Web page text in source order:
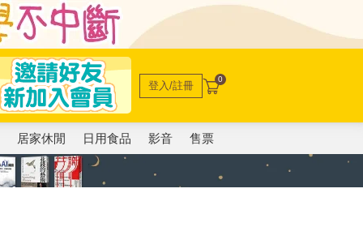
登入/註冊 0
居家休閒 日用食品 影音 售票